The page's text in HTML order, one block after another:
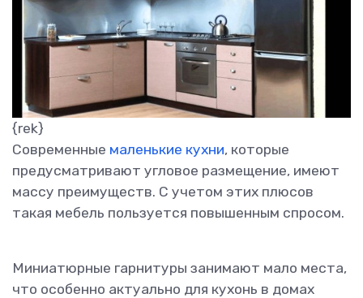
{rek}
Современные маленькие кухни, которые
предусматривают угловое размещение, имеют
массу преимуществ. С учетом этих плюсов
такая мебель пользуется повышенным спросом.
Миниатюрные гарнитуры занимают мало места,
что особенно актуально для кухонь в домах